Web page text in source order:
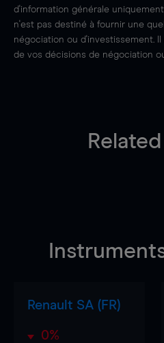
d'information générale
n'est pas destiné à fournir une
négociation ou d'investissement.
de vos décisions de négociation
Renault SA (FR)
0%